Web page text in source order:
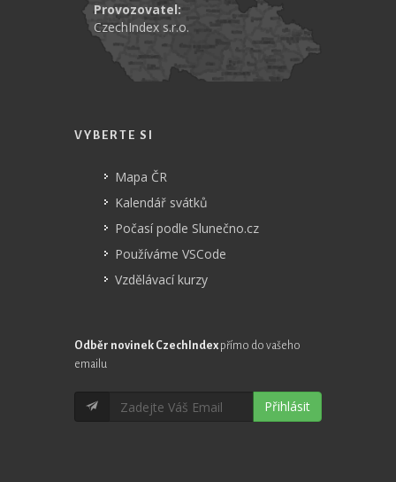
Provozovatel:
CzechIndex s.r.o.
VYBERTE SI
Mapa ČR
Kalendář svátků
Počasí podle Slunečno.cz
Používáme VSCode
Vzdělávací kurzy
Odběr novinek CzechIndex přímo do vašeho
emailu
Přihlásit